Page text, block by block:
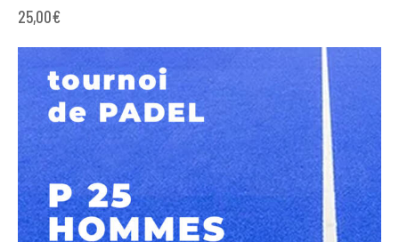
25,00€